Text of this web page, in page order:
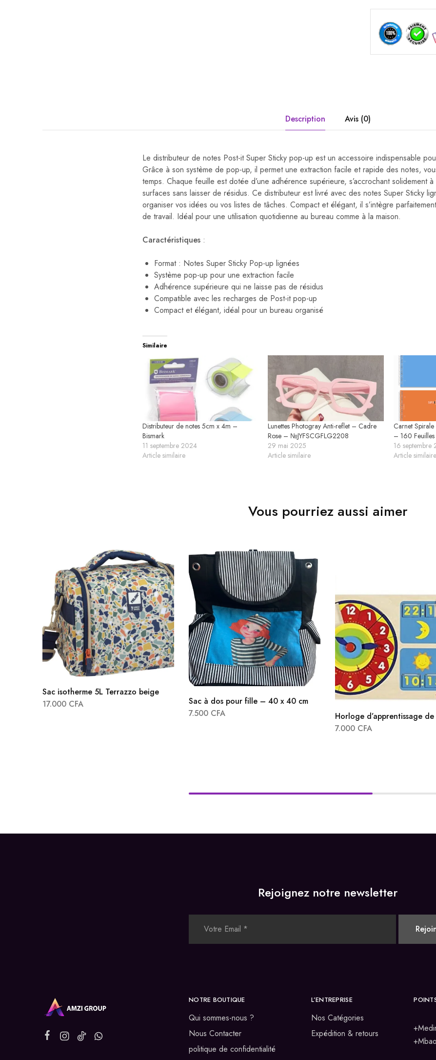
Description Avis (0)
Le distributeur de notes Post-it Super Sticky pop-up est un accessoire indispensable
Grâce à son système de pop-up, il permet une extraction facile et rapide des notes,
temps. Chaque feuille est dotée d’une adhérence supérieure, s’accrochant solidement
surfaces sans laisser de résidus. Ce distributeur est livré avec des notes Super Sticky
organiser vos idées ou vos listes de tâches. Compact et élégant, il s’intègre
de travail. Idéal pour une utilisation quotidienne au bureau comme à la maison.
Caractéristiques :
Format : Notes Super Sticky Pop-up lignées
Système pop-up pour une extraction facile
Adhérence supérieure qui ne laisse pas de résidus
Compatible avec les recharges de Post-it pop-up
Compact et élégant, idéal pour un bureau organisé
Similaire
Distributeur de notes 5cm x 4m –
Bismark
11 septembre 2024
Article similaire
Lunettes Photogray Anti-reflet – Cadre
Rose – №JYFSCGFLG2208
29 mai 2025
Article similaire
Carnet
– 160
16 septembre
Article similaire
Vous pourriez aussi aimer
Sac isotherme 5L Terrazzo beige
17.000 CFA
Sac à dos pour fille – 40 x 40 cm
7.500 CFA
Horloge d’apprentissage de
7.000 CFA
Rejoignez notre newsletter
NOTRE BOUTIQUE
Qui sommes-nous ?
Nous Contacter
politique de confidentialité
L’ENTREPRISE
Nos Catégories
Expédition & retours